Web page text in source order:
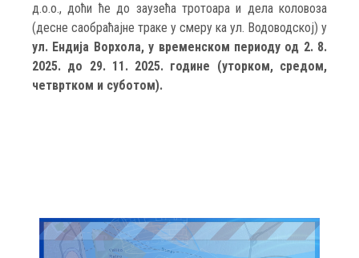
д.о.о., доћи ће до заузећа тротоара и дела коловоза
(десне саобраћајне траке у смеру ка ул. Водоводској) у
ул. Ендија Ворхола, у временском периоду од 2. 8.
2025. до 29. 11. 2025. године (уторком, средом,
четвртком и суботом).